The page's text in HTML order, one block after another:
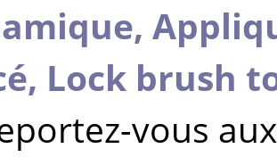
Lock brush
vous